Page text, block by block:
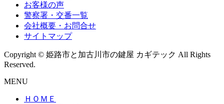
お客様の声
警察署・交番一覧
会社概要・お問合せ
サイトマップ
Copyright © 姫路市と加古川市の鍵屋 カギテック All Rights
Reserved.
MENU
ＨＯＭＥ